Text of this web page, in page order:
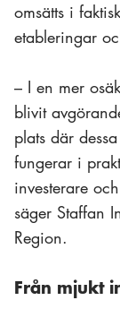
omsätts i
etableringar
– I en mer
blivit
plats där
fungerar i
investerare
säger Staffan
Region.
Från mjukt